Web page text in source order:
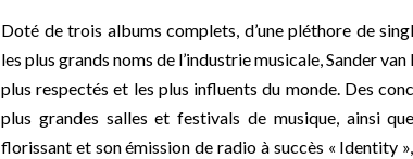
Doté de trois albums complets, d’une pléthore de
les plus grands noms de l’industrie musicale, Sander
plus respectés et les plus influents du monde. Des
plus grandes salles et festivals de musique, ainsi
florissant et son émission de radio à succès « Identity